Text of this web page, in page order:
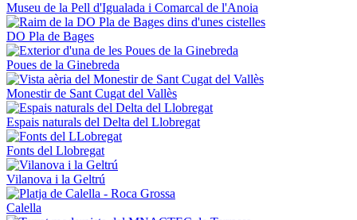
Museu de la Pell d'Igualada i Comarcal de l'Anoia
DO Pla de Bages
Poues de la Ginebreda
Monestir de Sant Cugat del Vallès
Espais naturals del Delta del Llobregat
Fonts del Llobregat
Vilanova i la Geltrú
Calella